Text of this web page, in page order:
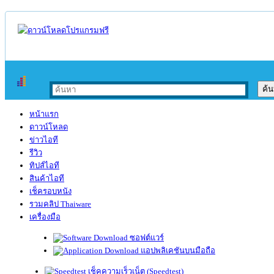
หน้าแรก
ดาวน์โหลด
ข่าวไอที
รีวิว
ทิปส์ไอที
สินค้าไอที
เช็ครอบหนัง
รวมคลิป Thaiware
เครื่องมือ
ซอฟต์แวร์
แอปพลิเคชันบนมือถือ
เช็คความเร็วเน็ต (Speedtest)